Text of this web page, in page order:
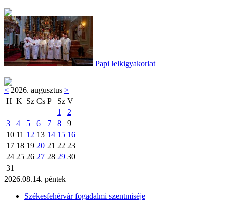
Papi lelkigyakorlat
< 2026. augusztus >
H K Sz Cs P Sz V
1
2
3
4 5 6 7 8
9
10 11 12 13 14 15 16
17 18 19 20 21 22 23
24 25 26 27 28 29 30
31
2026.08.14. péntek
Székesfehérvár fogadalmi szentmiséje